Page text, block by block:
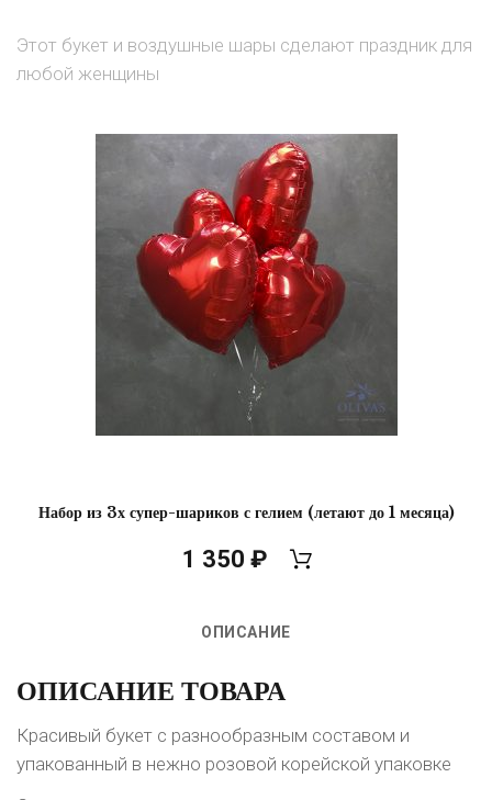
Этот букет и воздушные шары сделают праздник для
любой женщины
Набор из 3х супер-шариков с гелием (летают до 1 месяца)
1 350 ₽
ОПИСАНИЕ
ОПИСАНИЕ ТОВАРА
Красивый букет с разнообразным составом и
упакованный в нежно розовой корейской упаковке